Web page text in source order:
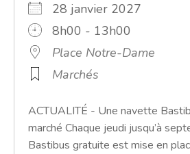
28 janvier 2027
8h00 - 13h00
Place Notre-Dame
Marchés
ACTUALITÉ - Une navette
marché Chaque jeudi jusqu’à
Bastibus gratuite est mise en